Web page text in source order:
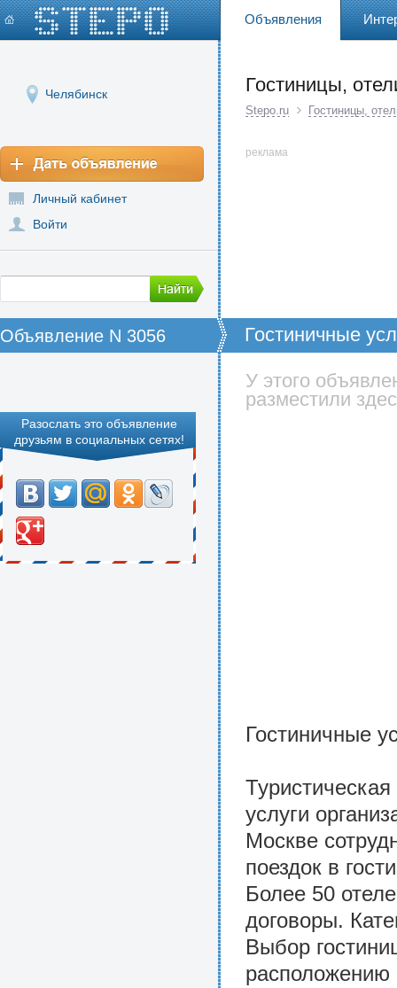
Объявления
Челябинск
Личный кабинет
Войти
Гостиницы,
Stepo.ru Гостиницы,
реклама
Объявление N 3056
Гостиничные
Подмосковье,
“ПОЗИТИВ” (г,
Разослать это объявление
друзьям в социальных сетях!
У этого
разместили
Гостиничные
услуги
Москве
поездок в
Более 50
договоры.
Выбор
расположению